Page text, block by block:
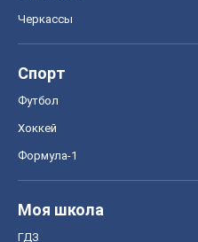
Черкассы
Спорт
Футбол
Хоккей
Формула-1
Моя школа
ГДЗ